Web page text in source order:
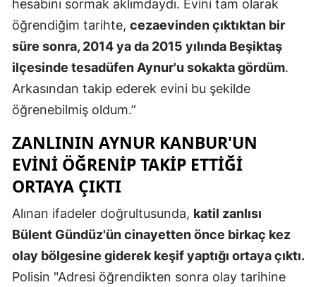
Nevşehir
Niğde
Ordu
Sinop
Sivas
Tekirdağ
hesabını sormak aklımdaydı. Evini tam olarak
öğrendiğim tarihte, cezaevinden çıktıktan bir
süre sonra, 2014 ya da 2015 yılında Beşiktaş
ilçesinde tesadüfen Aynur'u sokakta gördüm.
Arkasından takip ederek evini bu şekilde
öğrenebilmiş oldum.”
ZANLININ AYNUR KANBUR'UN
EVINI ÖĞRENIP TAKIP ETTIĞI
ORTAYA ÇIKTI
Alınan ifadeler doğrultusunda, katil zanlısı
Bülent Gündüz'ün cinayetten önce birkaç kez
olay bölgesine giderek keşif yaptığı ortaya çıktı.
Polisin "Adresi öğrendikten sonra olay tarihine